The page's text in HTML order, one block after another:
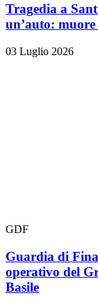
Tragedia a
un’auto: muore
03 Luglio 2026
GDF
Guardia di
operativo del
Basile